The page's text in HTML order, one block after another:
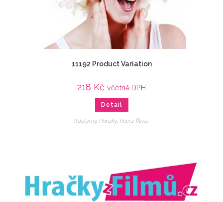
11192 Product Variation
218 Kč včetně DPH
Detail
Kostýmy, Paruky, Veci z filmu